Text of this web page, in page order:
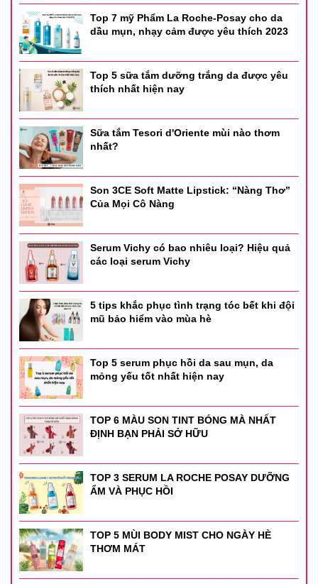
- Màu 02 : tone hồng nude
Thông tin sản phẩm
- Xuất xứ: Trung Quốc
- Thương hiệu: SWEET MINT
Top 7 mỹ Phẩm La Roche-Posay cho da
dầu mụn, nhạy cảm được yêu thích 2023
Top 5 sữa tắm dưỡng trắng da được yêu
thích nhất hiện nay
Sữa tắm Tesori d'Oriente mùi nào thơm
nhất?
Son 3CE Soft Matte Lipstick: “Nàng Thơ”
Của Mọi Cô Nàng
Serum Vichy có bao nhiêu loại? Hiệu quả
các loại serum Vichy
5 tips khắc phục tình trạng tóc bết khi đội
mũ bảo hiểm vào mùa hè
Top 5 serum phục hồi da sau mụn, da
mỏng yếu tốt nhất hiện nay
TOP 6 MÀU SON TINT BÓNG MÀ NHẤT
ĐỊNH BẠN PHẢI SỞ HỮU
TOP 3 SERUM LA ROCHE POSAY DƯỠNG
ẨM VÀ PHỤC HỒI
TOP 5 MÙI BODY MIST CHO NGÀY HÈ
THƠM MÁT